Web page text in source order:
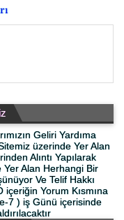
Geliri Yardıma
üzerinde Yer Alan
Alıntı Yapılarak
Yer Alan Herhangi Bir
Ve Telif Hakkı
içeriğin Yorum Kısmına
7 ) iş Günü içerisinde